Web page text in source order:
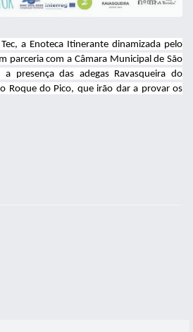
a Enoteca Itinerante dinamizada pelo
parceria com a Câmara Municipal de São
presença das adegas Ravasqueira do
Roque do Pico, que irão dar a provar os